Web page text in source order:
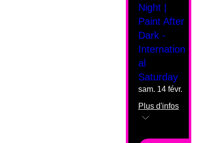
Night |
Paint After
Dark -
Internation
al
Saturday
sam. 14 févr.
Plus d'infos